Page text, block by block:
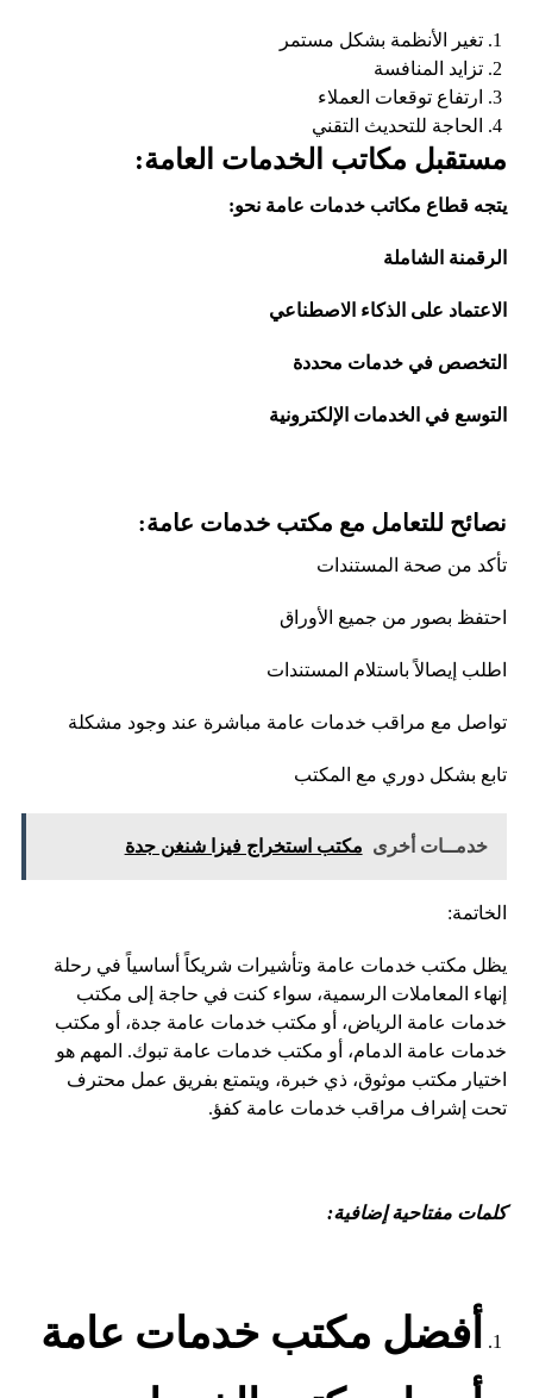
تغير الأنظمة بشكل مستمر
تزايد المنافسة
ارتفاع توقعات العملاء
الحاجة للتحديث التقني
مستقبل مكاتب الخدمات العامة:
يتجه قطاع مكاتب خدمات عامة نحو:
الرقمنة الشاملة
الاعتماد على الذكاء الاصطناعي
التخصص في خدمات محددة
التوسع في الخدمات الإلكترونية
نصائح للتعامل مع مكتب خدمات عامة:
تأكد من صحة المستندات
احتفظ بصور من جميع الأوراق
اطلب إيصالاً باستلام المستندات
تواصل مع مراقب خدمات عامة مباشرة عند وجود مشكلة
تابع بشكل دوري مع المكتب
خدمــات أخرى مكتب استخراج فيزا شنغن جدة
الخاتمة:
يظل مكتب خدمات عامة وتأشيرات شريكاً أساسياً في رحلة
إنهاء المعاملات الرسمية، سواء كنت في حاجة إلى مكتب
خدمات عامة الرياض، أو مكتب خدمات عامة جدة، أو مكتب
خدمات عامة الدمام، أو مكتب خدمات عامة تبوك. المهم هو
اختيار مكتب موثوق، ذي خبرة، ويتمتع بفريق عمل محترف
تحت إشراف مراقب خدمات عامة كفؤ.
كلمات مفتاحية إضافية:
أفضل مكتب خدمات عامة